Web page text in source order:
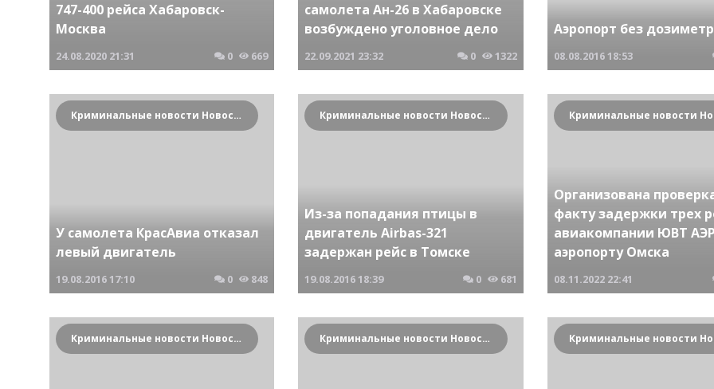
747-400 рейса Хабаровск-
Москва
24.08.2020 21:31 0 669
самолета Ан-26 в Хабаровске
возбуждено уголовное дело
22.09.2021 23:32 0 1322
Аэропорт без
08.08.201618:53
Криминальные новости Новосибирска и Сибирского региона
У самолета КрасАвиа отказал
левый двигатель
19.08.201617:10 0 848
Криминальные новости Новосибирска и Сибирского региона
Из-за попадания птицы в
двигатель Airbas-321
задержан рейс в Томске
19.08.201618:39 0 681
Организована
факту задержки трех
авиакомпании ЮВТ
аэропорту Омска
08.11.2022 22:41
Криминальные новости Новосибирска и Сибирского региона Криминальные новости Новосибирска и Сибирского региона